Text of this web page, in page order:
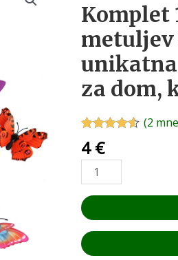
Komplet
metuljev
za dom,
4.50od 5
na podlagi
ocene
strank
(2
4€
3D
dekorativnih
metuljev
z
magnetom
unikatna
stenska
dekoracija
kuhinjo
ali
poroko